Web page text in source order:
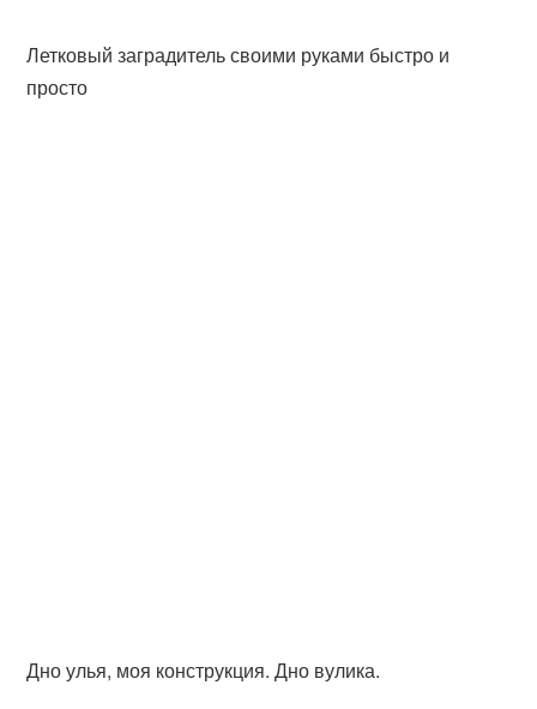
Летковый заградитель своими руками быстро и
просто
Дно улья, моя конструкция. Дно вулика.